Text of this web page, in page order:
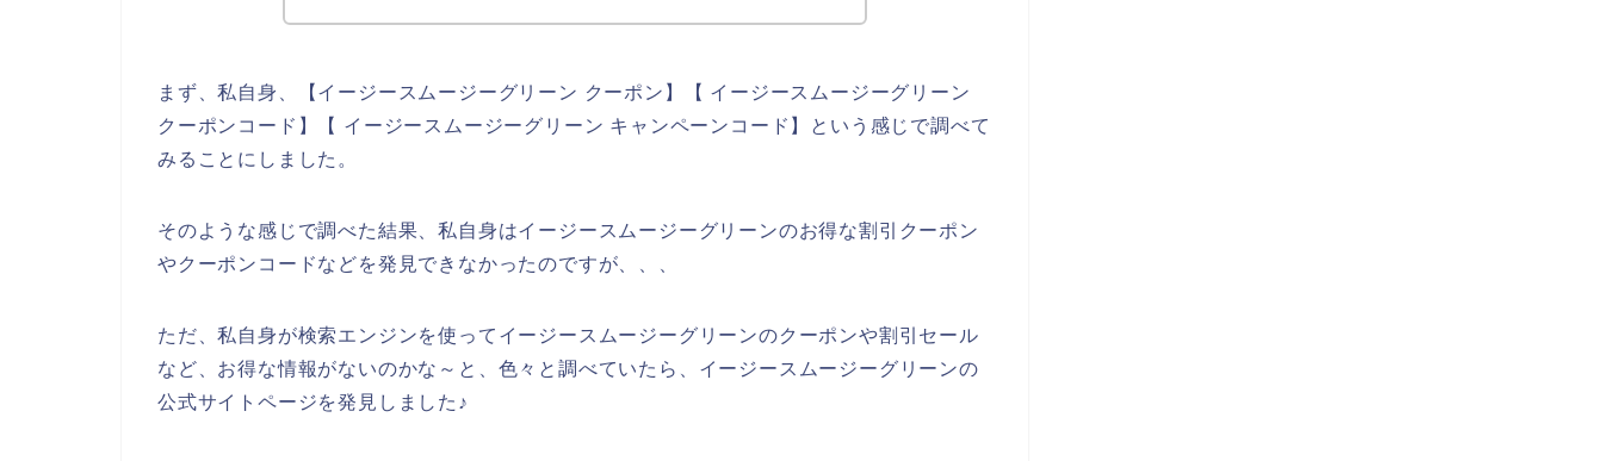
まず、私自身、【イージースムージーグリーン クーポン】【 イージースムージーグリーン
クーポンコード】【 イージースムージーグリーン キャンペーンコード】という感じで調べて
みることにしました。
そのような感じで調べた結果、私自身はイージースムージーグリーンのお得な割引クーポン
やクーポンコードなどを発見できなかったのですが、、、
ただ、私自身が検索エンジンを使ってイージースムージーグリーンのクーポンや割引セール
など、お得な情報がないのかな～と、色々と調べていたら、イージースムージーグリーンの
公式サイトページを発見しました♪